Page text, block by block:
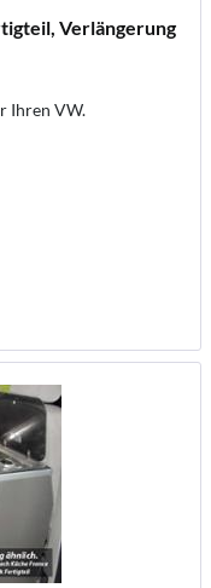
Verlängerung
Ihren VW.